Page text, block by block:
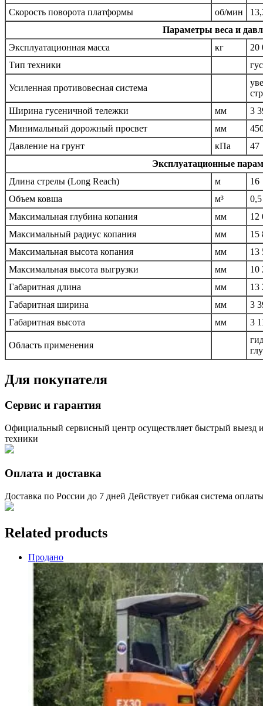
Скорость поворота платформы об/мин
Параметры веса и
Эксплуатационная масса
кг
20
Тип техники
Усиленная противовесная система
Ширина гусеничной тележки
мм
3
Минимальный дорожный просвет
мм
Давление на грунт
кПа
47
Эксплуатационные
Длина стрелы (Long Reach)
м
16
Объем ковша
м³
0,5
Максимальная глубина копания
мм
12
Максимальный радиус копания
мм
15
Максимальная высота копания
мм
13
Максимальная высота выгрузки
мм
10
Габаритная длина
мм
13
Габаритная ширина
мм
3
Габаритная высота
мм 3
Область применения
Для покупателя
Сервис и гарантия
Официальный сервисный центр осуществляет быстрый выезд
техники
Оплата и доставка
Доставка по России до 7 дней Действует гибкая система
Related products
Продано